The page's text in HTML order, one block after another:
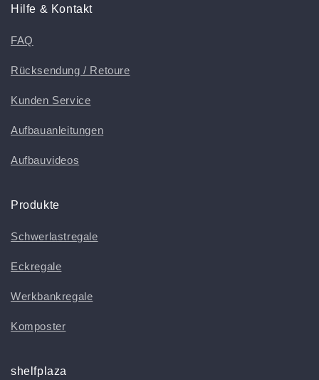
Hilfe & Kontakt
FAQ
Rücksendung / Retoure
Kunden Service
Aufbauanleitungen
Aufbauvideos
Produkte
Schwerlastregale
Eckregale
Werkbankregale
Komposter
shelfplaza